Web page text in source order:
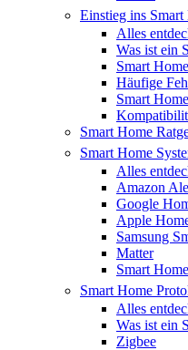
Einstieg ins Smart
Alles
Was ist ein
Smart
Häufige
Smart
Smart Home
Smart Home
Alles
Amazon
Google
Apple
Samsung
Matter
Smart
Smart Home
Alles
Was ist ein
Zigbee